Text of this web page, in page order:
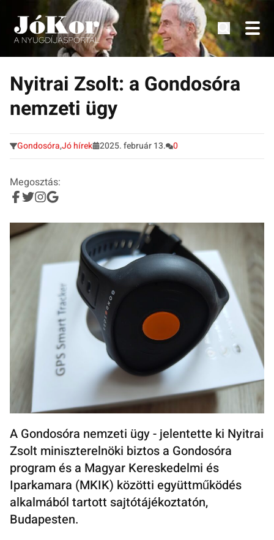
Tovább
tartalomra
Tudnivalók, érdekességek idősek számára.
Nyitrai Zsolt: a Gondosóra
nemzeti ügy
Gondosóra,Jó hírek 2025. február 13. 0
Megosztás:
A Gondosóra nemzeti ügy - jelentette ki Nyitrai
Zsolt miniszterelnöki biztos a Gondosóra
program és a Magyar Kereskedelmi és
Iparkamara (MKIK) közötti együttműködés
alkalmából tartott sajtótájékoztatón,
Budapesten.